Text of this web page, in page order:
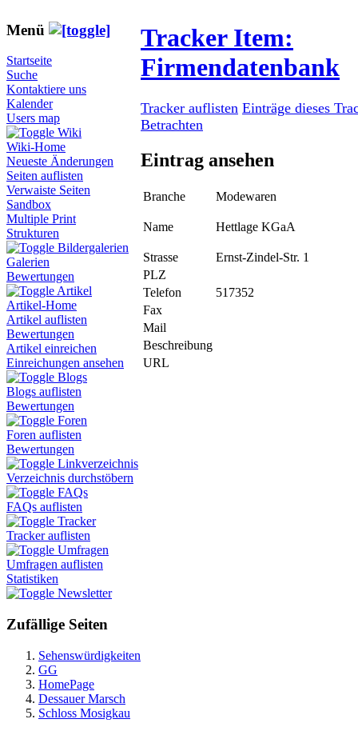
Menü
Startseite
Suche
Kontaktiere uns
Kalender
Users map
Wiki
Wiki-Home
Neueste Änderungen
Seiten auflisten
Verwaiste Seiten
Sandbox
Multiple Print
Strukturen
Bildergalerien
Galerien
Bewertungen
Artikel
Artikel-Home
Artikel auflisten
Bewertungen
Artikel einreichen
Einreichungen ansehen
Blogs
Blogs auflisten
Bewertungen
Foren
Foren auflisten
Bewertungen
Linkverzeichnis
Verzeichnis durchstöbern
FAQs
FAQs auflisten
Tracker
Tracker auflisten
Umfragen
Umfragen auflisten
Statistiken
Newsletter
Zufällige Seiten
Sehenswürdigkeiten
GG
HomePage
Dessauer Marsch
Schloss Mosigkau
Tracker Item:
Firmendatenbank
Tracker auflisten Einträge dieses
Betrachten
Eintrag ansehen
Branche Modewaren
Name Hettlage KGaA
Strasse
Ernst-Zindel-Str. 1
PLZ
Telefon
517352
Fax
Mail
Beschreibung
URL